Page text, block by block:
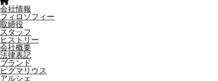
会社情報
フィロソフィー
取締役
スタッフ
ヒストリー
会社概要
法律表記
ブランド
ピグマリウス
アルシェ